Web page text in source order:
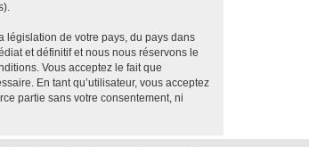
législation de votre pays, du pays dans
et définitif et nous nous réservons le
Vous acceptez le fait que
En tant qu’utilisateur, vous acceptez
partie sans votre consentement, ni